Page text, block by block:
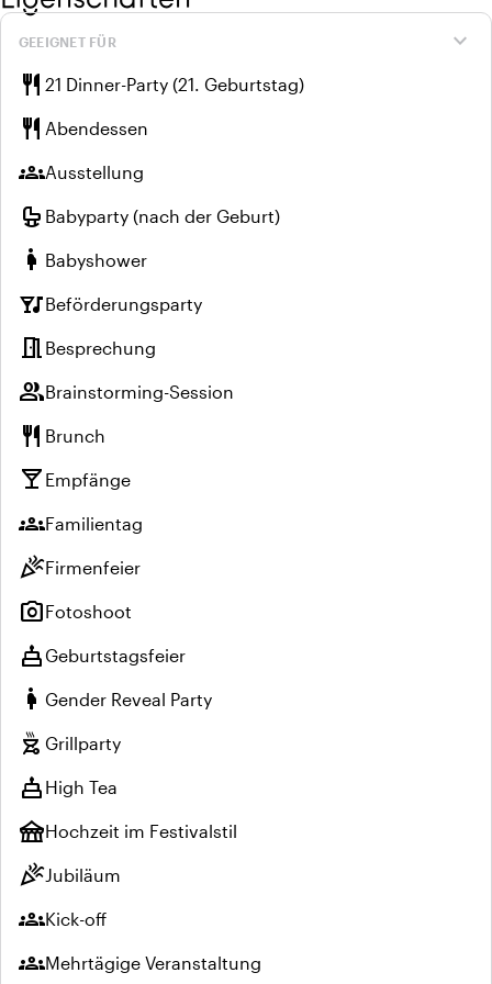
expand_more
GEEIGNET FÜR
restaurant 21 Dinner-Party (21. Geburtstag)
restaurant Abendessen
groupsAusstellung
crib Babyparty (nach der Geburt)
pregnant_woman Babyshower
nightlifeBeförderungsparty
meeting_room Besprechung
groupBrainstorming-Session
restaurant Brunch
local_bar Empfänge
groupsFamilientag
celebrationFirmenfeier
photo_cameraFotoshoot
cakeGeburtstagsfeier
pregnant_woman Gender Reveal Party
outdoor_grill Grillparty
cake High Tea
festivalHochzeit im Festivalstil
celebrationJubiläum
groupsKick-off
groupsMehrtägige Veranstaltung